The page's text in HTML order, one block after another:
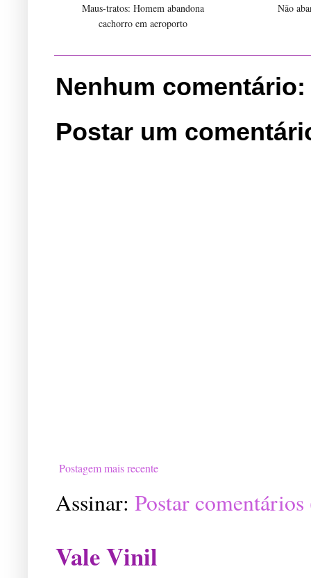
Maus-tratos: Homem abandona
cachorro em aeroporto
Não
Nenhum comentário:
Postar um
Postagem mais recente
Assinar: Postar
Vale Vinil